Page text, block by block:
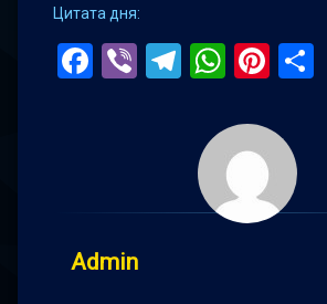
Цитата дня:
Facebook
ViberTelegram
Admin